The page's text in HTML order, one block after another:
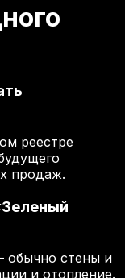
реестре
продаж.
обычно стены и
и отопление.